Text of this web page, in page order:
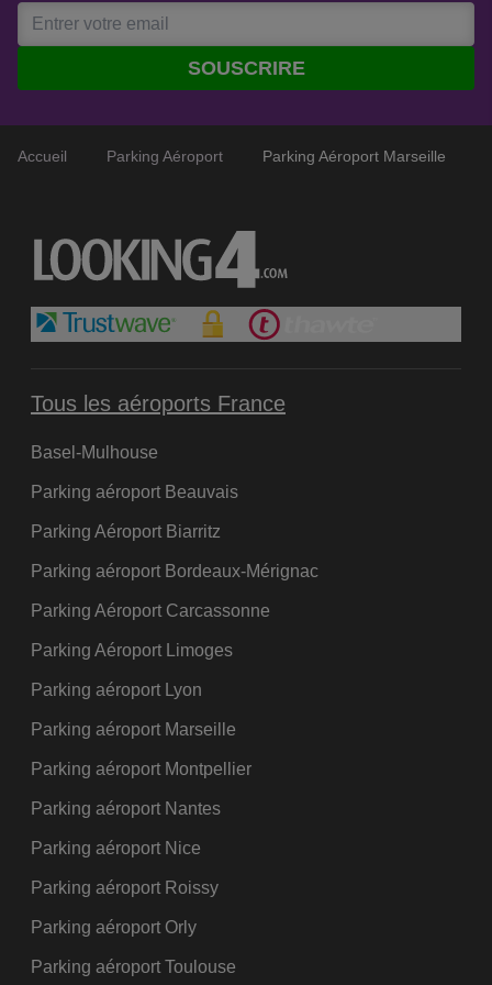
après sa destruction durant la Seconde Guerre mondiale.
Le Hall 1, principale composante du Terminal 1, est
construit en 1961. Les Halls 3 et 4 sont construits dans les
années 1990. Finalement, en 2006, l’aéroport ouvre son
aux opérateurs low-costs.
SOUSCRIRE
Accueil Parking Aéroport Parking Aéroport Marseille
Tous les aéroports France
Basel-Mulhouse
Parking aéroport Beauvais
Parking Aéroport Biarritz
Parking aéroport Bordeaux-Mérignac
Parking Aéroport Carcassonne
Parking Aéroport Limoges
Parking aéroport Lyon
Parking aéroport Marseille
Parking aéroport Montpellier
Parking aéroport Nantes
Parking aéroport Nice
Parking aéroport Roissy
Parking aéroport Orly
Parking aéroport Toulouse